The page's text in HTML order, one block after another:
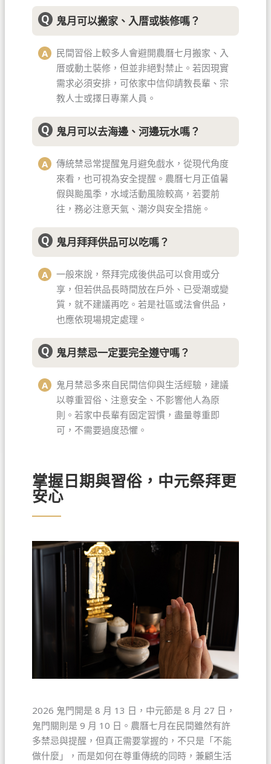
鬼月可以搬家、入厝或裝修嗎？
民間習俗上較多人會避開農曆七月搬家、入
厝或動土裝修，但並非絕對禁止。若因現實
需求必須安排，可依家中信仰請教長輩、宗
教人士或擇日專業人員。
鬼月可以去海邊、河邊玩水嗎？
傳統禁忌常提醒鬼月避免戲水，從現代角度
來看，也可視為安全提醒。農曆七月正值暑
假與颱風季，水域活動風險較高，若要前
往，務必注意天氣、潮汐與安全措施。
鬼月拜拜供品可以吃嗎？
一般來說，祭拜完成後供品可以食用或分
享，但若供品長時間放在戶外、已受潮或變
質，就不建議再吃。若是社區或法會供品，
也應依現場規定處理。
鬼月禁忌一定要完全遵守嗎？
鬼月禁忌多來自民間信仰與生活經驗，建議
以尊重習俗、注意安全、不影響他人為原
則。若家中長輩有固定習慣，盡量尊重即
可，不需要過度恐懼。
掌握日期與習俗，中元祭拜更
安心
2026 鬼門開是 8 月 13 日，中元節是 8 月 27 日，
鬼門關則是 9 月 10 日。農曆七月在民間雖然有許
多禁忌與提醒，但真正需要掌握的，不只是「不能
做什麼」，而是如何在尊重傳統的同時，兼顧生活